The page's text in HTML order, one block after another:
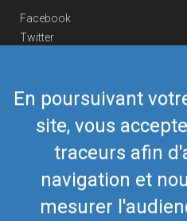
En poursuivant
site, vous
traceurs afin
navigation et
mesurer
Facebook
Twitter
Telegram
Nous contacter
Téléphone Europe +352
Téléphone US/Canada
418-592-
airmate@airmate.aero
(c) Myriel Aviation SA